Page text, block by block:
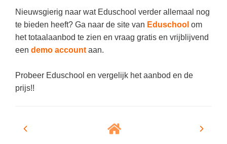
Topografie
Verkeer
LESMATERIAAL
Geld PO
Nieuwsgierig naar wat Eduschool verder allemaal nog
te bieden heeft? Ga naar de site van Eduschool om
het totaalaanbod te zien en vraag gratis en vrijblijvend
een demo account aan.
Probeer Eduschool en vergelijk het aanbod en de
prijs!!